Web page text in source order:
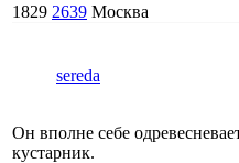
1829 2639 Москва
sereda
Он вполне себе
кустарник.